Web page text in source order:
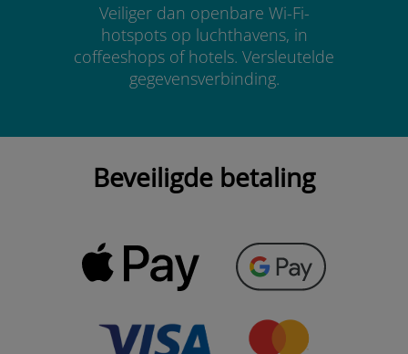
Veiliger dan openbare Wi-Fi-
hotspots op luchthavens, in
coffeeshops of hotels. Versleutelde
gegevensverbinding.
Beveiligde betaling